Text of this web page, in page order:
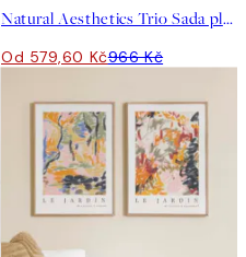
Natural Aesthetics Trio Sada plakátů
Od 579,60 Kč966 Kč